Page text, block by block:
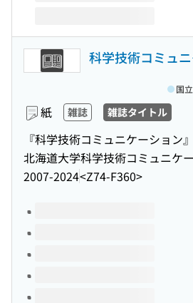
科学技術コミュ
紙 雑誌 雑誌タイトル
『科学技術コミュニケーション
北海道大学科学技術コミュニケ
2007-2024<Z74-F360>
国
このタイトルの巻号